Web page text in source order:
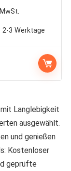
2-3 Werktage
Langlebigkeit
ausgewählt.
und genießen
Kostenloser
geprüfte